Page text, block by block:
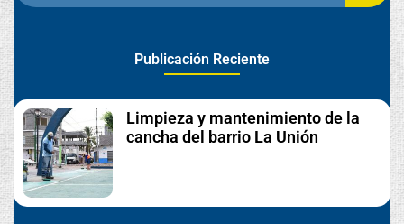
Publicación Reciente
Limpieza y mantenimiento de la
cancha del barrio La Unión